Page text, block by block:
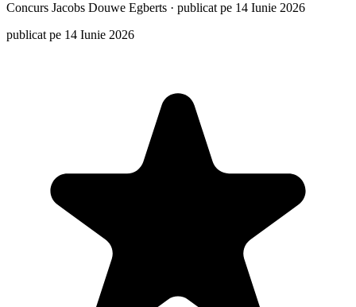
Concurs Jacobs Douwe Egberts · publicat pe 14 Iunie 2026
publicat pe 14 Iunie 2026